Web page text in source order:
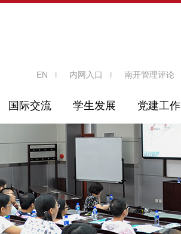
EN 内网入口 南开管理评论
国际交流 学生发展 党建工作